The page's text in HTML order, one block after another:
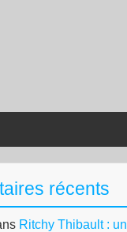
récents
Ritchy Thibault : un